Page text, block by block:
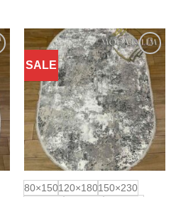
SALE
Додати
до
обраного
80×150120×180150×230